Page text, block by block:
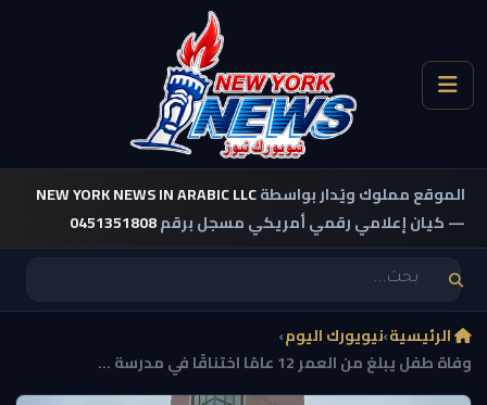
الموقع مملوك ويُدار بواسطةNEW YORK NEWS IN ARABIC LLC
— كيان إعلامي رقمي أمريكي مسجل برقم0451351808
الرئيسية›نيويورك اليوم›
وفاة طفل يبلغ من العمر 12 عامًا اختناقًا في مدرسة ...